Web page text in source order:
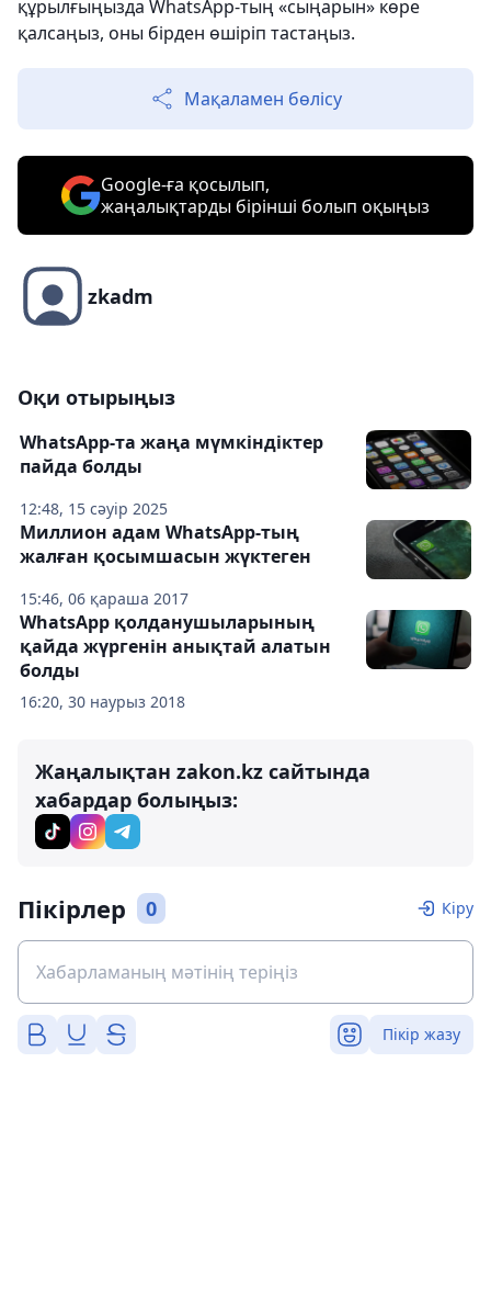
құрылғыңызда WhatsApp-тың «сыңарын» көре
қалсаңыз, оны бірден өшіріп тастаңыз.
Мақаламен бөлісу
Google-ға қосылып,
жаңалықтарды бірінші болып оқыңыз
zkadm
Оқи отырыңыз
12:48, 15 сәуір 2025
WhatsApp-та жаңа мүмкіндіктер
пайда болды
15:46, 06 қараша 2017
Миллион адам WhatsApp-тың
жалған қосымшасын жүктеген
16:20, 30 наурыз 2018
WhatsApp қолданушыларының
қайда жүргенін анықтай алатын
болды
Жаңалықтан zakon.kz сайтында
хабардар болыңыз:
Пікірлер 0 Кіру
Пікір жазу